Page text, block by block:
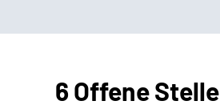
6 Offene